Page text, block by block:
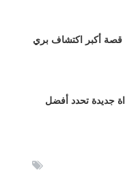
قصة أكبر اكتشاف بري
جديدة تحدد أفضل